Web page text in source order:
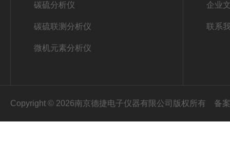
碳硫分析仪
碳硫联测分析仪
微机元素分析仪
企业
联系
Copyright © 2026南京德捷电子仪器有限公司版权所有 备